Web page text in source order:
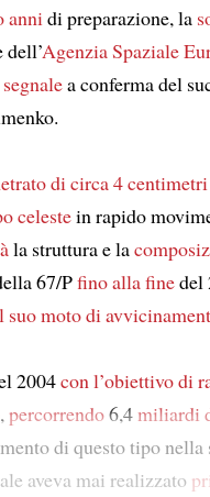
annidi preparazione, la
dell’Agenzia Spaziale
segnalea conferma del
di circa 4 centimetri
celestein rapido
la struttura e la
67/Pfino alla finedel
suo moto di
2004con l’obiettivo di
,percorrendo6,4miliardi
di questo tipo
aveva mai realizzato